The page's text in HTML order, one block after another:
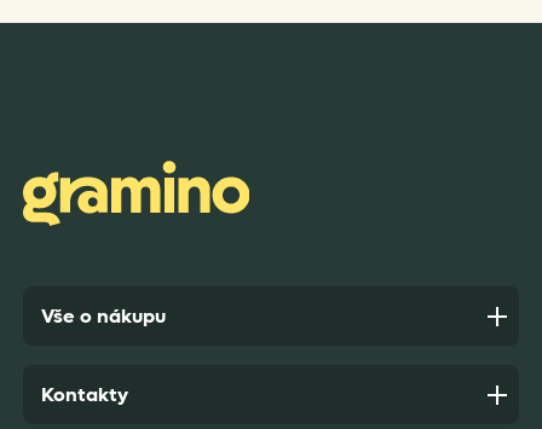
Anonym,před 9 dny
Vše o nákupu
Kontakty